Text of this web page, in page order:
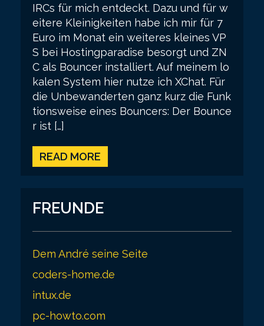
IRCs für mich entdeckt. Dazu und für w
eitere Kleinigkeiten habe ich mir für 7
Euro im Monat ein weiteres kleines VP
S bei Hostingparadise besorgt und ZN
C als Bouncer installiert. Auf meinem lo
kalen System hier nutze ich XChat. Für
die Unbewanderten ganz kurz die Funk
tionsweise eines Bouncers: Der Bounce
r ist […]
READ MORE
FREUNDE
Dem André seine Seite
coders-home.de
intux.de
pc-howto.com